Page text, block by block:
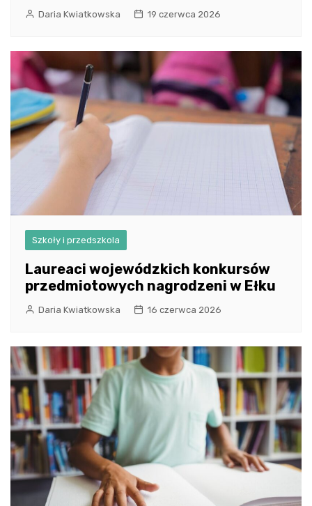
Daria Kwiatkowska 19 czerwca 2026
Szkoły i przedszkola
Laureaci wojewódzkich konkursów
przedmiotowych nagrodzeni w Ełku
Daria Kwiatkowska 16 czerwca 2026